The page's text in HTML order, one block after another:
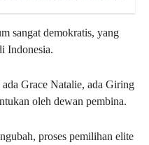
sangat demokratis, yang
Indonesia.
Grace Natalie, ada Giring
oleh dewan pembina.
proses pemilihan elite